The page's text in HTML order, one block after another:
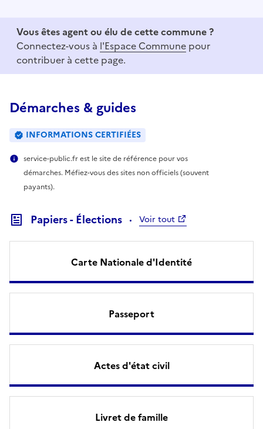
Vous êtes agent ou élu de cette commune ?
Connectez-vous à l'Espace Commune pour
contribuer à cette page.
Démarches & guides
INFORMATIONS CERTIFIÉES
service-public.fr est le site de référence pour vos
démarches. Méfiez-vous des sites non officiels (souvent
payants).
Papiers - Élections Voir tout
Carte Nationale d'Identité
Passeport
Actes d'état civil
Livret de famille